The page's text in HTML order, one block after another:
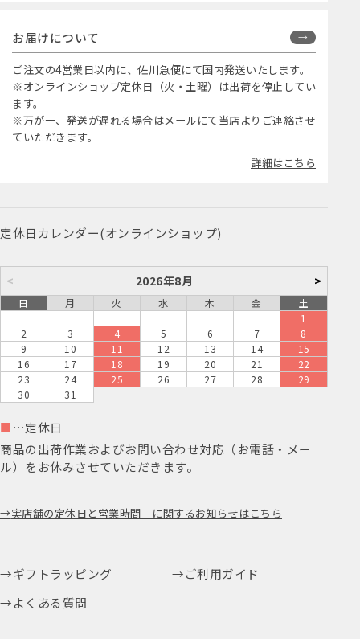
お届けについて
ご注文の4営業日以内に、佐川急便にて国内発送いたします。
※オンラインショップ定休日（火・土曜）は出荷を停止してい
ます。
※万が一、発送が遅れる場合はメールにて当店よりご連絡させ
ていただきます。
詳細はこちら
定休日カレンダー(オンラインショップ)
< 2026年8月 >
日 月 火 水 木 金
土
1
2
3 4 5 6 7
8
9
10 11 12 13 14
15
16
17 18 19 20 21
22
23
24 25 26 27 28
29
30
31
■ …定休日
商品の出荷作業およびお問い合わせ対応（お電話・メー
ル）をお休みさせていただきます。
実店舗の定休日と営業時間」に関するお知らせはこちら
ギフトラッピング
ご利用ガイド
よくある質問